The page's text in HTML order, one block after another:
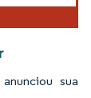
sua